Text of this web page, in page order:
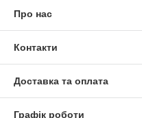
Про нас
Контакти
Доставка та оплата
Графік роботи